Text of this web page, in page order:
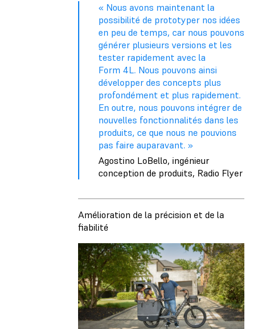
« Nous avons maintenant la
possibilité de prototyper nos idées
en peu de temps, car nous pouvons
générer plusieurs versions et les
tester rapidement avec la
Form 4L. Nous pouvons ainsi
développer des concepts plus
profondément et plus rapidement.
En outre, nous pouvons intégrer de
nouvelles fonctionnalités dans les
produits, ce que nous ne pouvions
pas faire auparavant. »
Agostino LoBello, ingénieur
conception de produits, Radio Flyer
Amélioration de la précision et de la
fiabilité